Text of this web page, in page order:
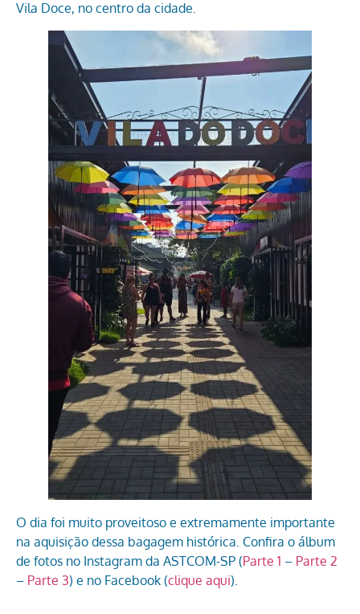
Vila Doce, no centro da cidade.
O dia foi muito proveitoso e extremamente importante
na aquisição dessa bagagem histórica. Confira o álbum
de fotos no Instagram da ASTCOM-SP (Parte 1 – Parte 2
– Parte 3) e no Facebook (clique aqui).